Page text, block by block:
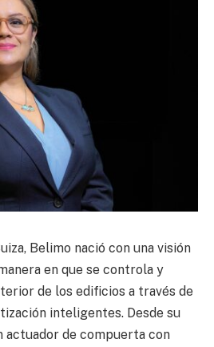
Belimo nació con una visión
en que se controla y
de los edificios a través de
inteligentes. Desde su
de compuerta con